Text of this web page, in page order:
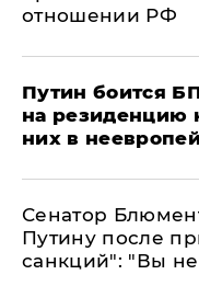
отношении РФ
Путин боится
на резиденцию
них в
Сенатор
Путину после
санкций": "Вы